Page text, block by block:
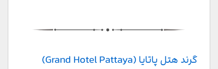
گرند هتل پاتایا (Grand Hotel Pattaya)